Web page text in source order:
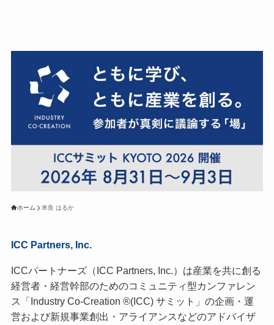
ホーム 米良 はるか
ICC Partners, Inc.
ICCパートナーズ（ICC Partners, Inc.）は産業を共に創る
経営者・経営幹部のためのコミュニティ型カンファレン
ス「Industry Co-Creation ®(ICC) サミット」の企画・運
営および新規事業創出・アライアンスなどのアドバイザ